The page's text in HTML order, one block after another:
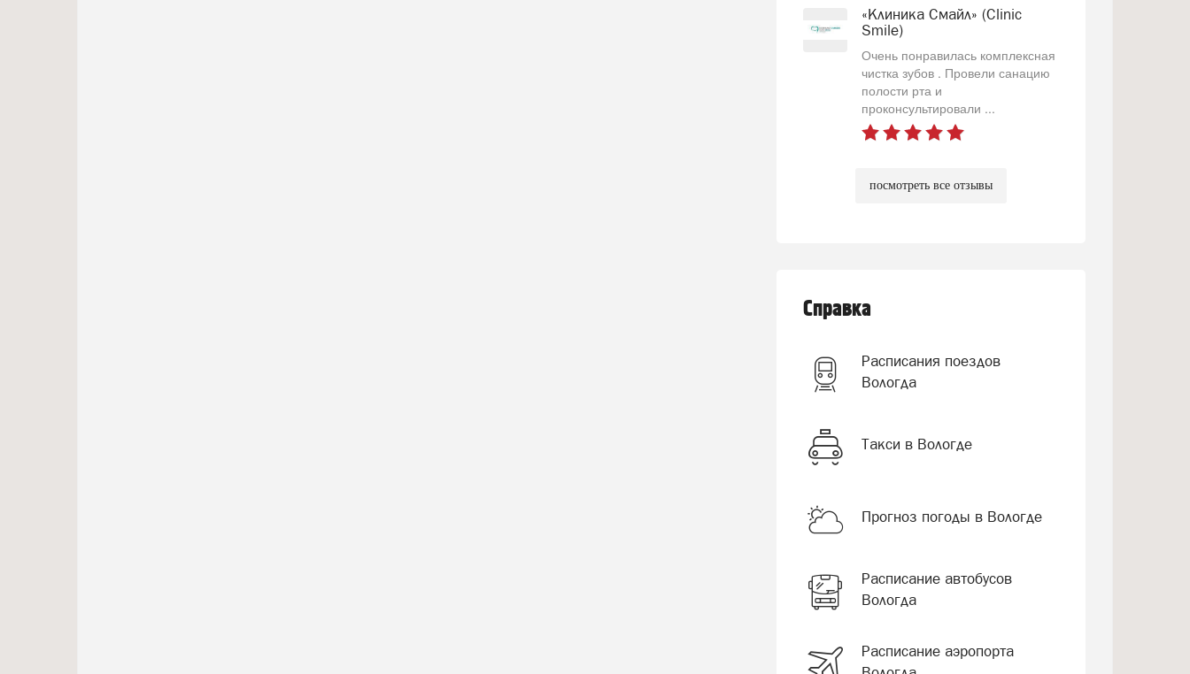
«Клиника Смайл» (Clinic
Smile)
Очень понравилась комплексная
чистка зубов . Провели санацию
полости рта и
проконсультировали ...
посмотреть все отзывы
Справка
Расписания поездов
Вологда
Такси в Вологде
Прогноз погоды в Вологде
Расписание автобусов
Вологда
Расписание аэропорта